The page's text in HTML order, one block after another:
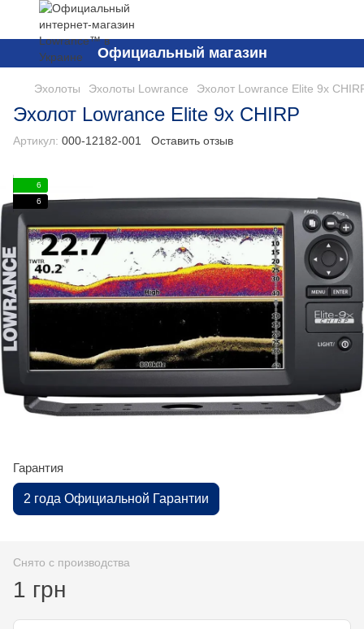
Официальный магазин
Эхолоты Эхолоты Lowrance Эхолот Lowrance Elite 9x
Эхолот Lowrance Elite 9x CHIRP
Артикул: 000-12182-001 Оставить отзыв
6
6
Гарантия
2 года Официальной Гарантии
Снято с производства
1 грн